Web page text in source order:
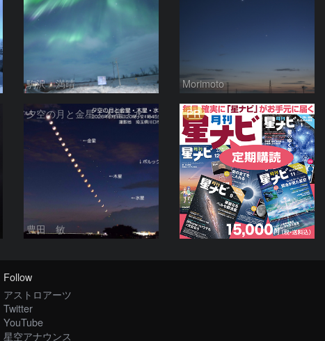
駒沢 満晴 Morimoto
夕空の月と金星・木星・水星の接近 2026/6/18
豊田 敏
PR
Follow
アストロアーツ
Twitter
YouTube
星空アナウンス